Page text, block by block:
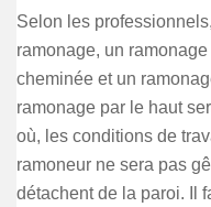
Selon les
ramonage, un
cheminée et un
ramonage par le haut
où, les conditions de
ramoneur ne sera pas
détachent de la paroi. Il